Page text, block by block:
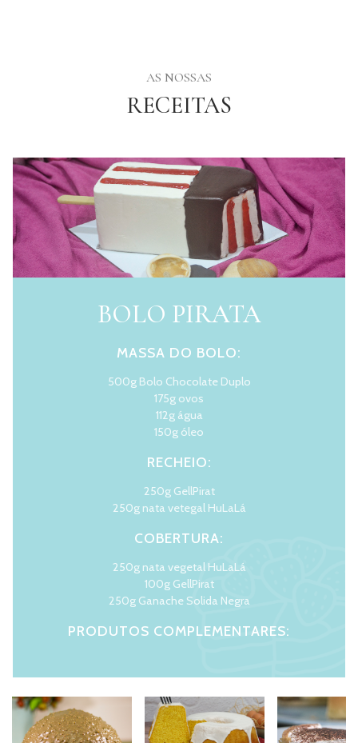
AS NOSSAS
RECEITAS
BOLO PIRATA
MASSA DO BOLO:
500g Bolo Chocolate Duplo
175g ovos
112g água
150g óleo
RECHEIO:
250g GellPirat
250g nata vetegal HuLaLá
COBERTURA:
250g nata vegetal HuLaLá
100g GellPirat
250g Ganache Solida Negra
PRODUTOS COMPLEMENTARES:
LER MAIS